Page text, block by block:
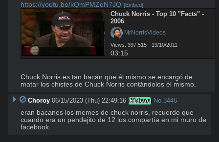
https://youtu.be/kQmPMZeN7JQ [Embed]
Chuck Norris - Top 10 "Facts" -
2006
MrNorrisVideos
Views: 397,515 - 19/10/2011
03:15
Chuck Norris es tan bacán que él mismo se encargó de
matar los chistes de Chuck Norris contándolos él mismo.
Choroy 06/15/2023 (Thu) 22:49:16 61dcac No. 3446
eran bacanes los memes de chuck norris, recuerdo que
cuando era un pendejito de 12 los compartía en mi muro de
facebook.